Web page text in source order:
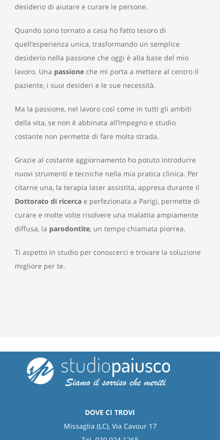
desiderio di aiutare e curare le persone.
Quando sono tornato a casa ho fatto tesoro di
quell’esperienza unica, trasformando un semplice
desiderio nella passione che oggi è alla base del mio
lavoro. Una passione che mi porta a mettere al centro il
paziente, i suoi desideri e le sue necessità.
Ma la passione, nel lavoro così come in tutti gli ambiti
della vita, se non è abbinata all’impegno e studio
costante non permette di fare molta strada.
Grazie al costante aggiornamento ho potuto introdurre
nuovi strumenti e tecniche nella mia pratica clinica. Per
citarne una, la terapia laser assistita, appresa durante il
Dottorato di ricerca e perfezionata a Parigi, permette di
curare e molte volte risolvere una malattia ampiamente
diffusa, la parodontite, un tempo chiamata piorrea.
Ti aspetto in studio per conoscerci e trovare la soluzione
migliore per te.
DOVE CI TROVI
Missaglia (LC), Via Cavour 17